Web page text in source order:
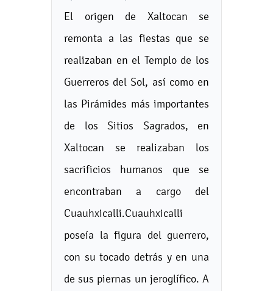
El origen de Xaltocan se
remonta a las fiestas que se
realizaban en el Templo de los
Guerreros del Sol, así como en
las Pirámides más importantes
de los Sitios Sagrados, en
Xaltocan se realizaban los
sacrificios humanos que se
encontraban a cargo del
Cuauhxicalli.Cuauhxicalli
poseía la figura del guerrero,
con su tocado detrás y en una
de sus piernas un jeroglífico. A